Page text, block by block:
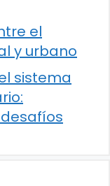
el
y urbano
sistema